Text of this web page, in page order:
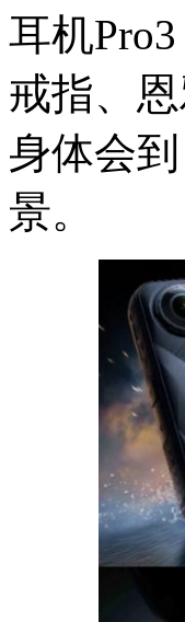
耳机
戒指、
身体会
景。